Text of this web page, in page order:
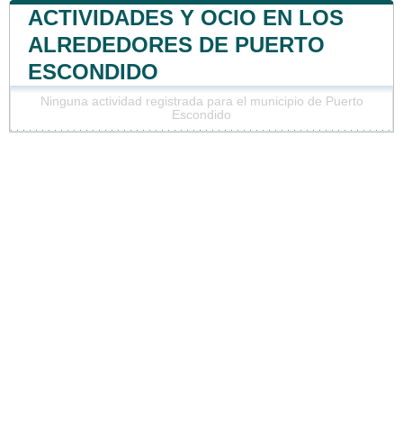
ACTIVIDADES Y OCIO EN LOS
ALREDEDORES DE PUERTO
ESCONDIDO
Ninguna actividad registrada para el municipio de Puerto
Escondido